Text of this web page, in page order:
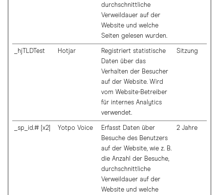
durchschnittliche
Verweildauer auf der
Website und welche
Seiten gelesen wurden.
_hjTLDTest Hotjar
Registriert statistische
Daten über das
Verhalten der Besucher
auf der Website. Wird
vom Website-Betreiber
für internes Analytics
verwendet.
Sitzung
_sp_id.# [x2] Yotpo Voice
Erfasst Daten über
Besuche des Benutzers
auf der Website, wie z. B.
die Anzahl der Besuche,
durchschnittliche
Verweildauer auf der
Website und welche
2 Jahre